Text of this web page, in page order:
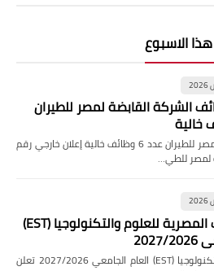
الاسبوع
الشركة القابضة لمصر للطيران
بالتعاقد وظائف الشركة القابضة لمصر للطيران عدد 6 وظائف خالية إعلان خارجي رقم
إعلان وظائف المصرية للعلوم والتكنولوجيا (EST)
إعلان وظائف المصرية للعلوم والتكنولوجيا (EST) العام الجامعي 2027/2026 تعلن